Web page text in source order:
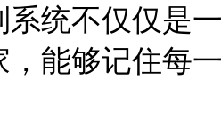
系统不仅仅是
，能够记住每